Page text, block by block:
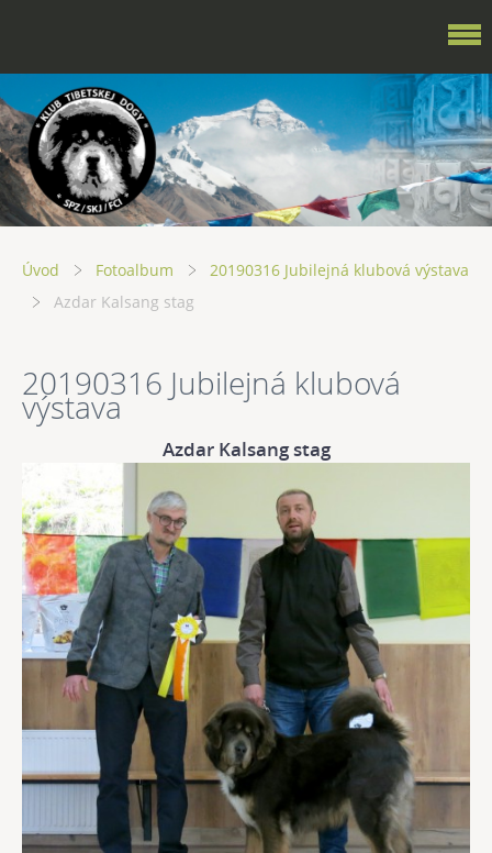
Úvod Fotoalbum
20190316 Jubilejná klubová výstava
Azdar Kalsang stag
20190316 Jubilejná klubová
výstava
Azdar Kalsang stag